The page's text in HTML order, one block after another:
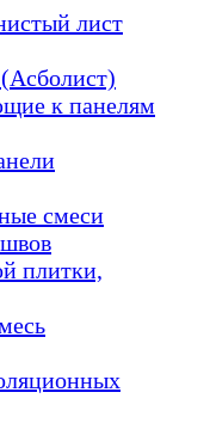
лист
к панелям
смеси
плитки,